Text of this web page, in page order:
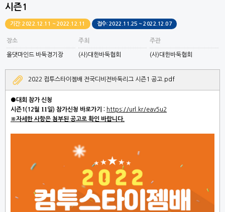
시즌1
기간: 2022.12.11 ~ 2022.12.11 접수: 2022.11.25 ~ 2022.12.07
장소
올댓마인드 바둑경기장
주최
(사)대한바둑협회
주관
(사)대한바둑협회
2022 컴투스타이젬배 전국디비전바둑리그 시즌1 공고.pdf
●대회 참가 신청
시즌1 (12월 11일) 참가신청 바로가기 : https://url.kr/eav5u2
※자세한 사항은 첨부된 공고로 확인 바랍니다.